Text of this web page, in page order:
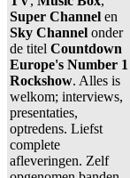
Super Channel en
Sky Channel onder
de titel Countdown
Europe's Number 1
Rockshow. Alles is
welkom; interviews,
presentaties,
optredens. Liefst
complete
afleveringen. Zelf